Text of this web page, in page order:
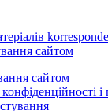
сайтом
сайтом